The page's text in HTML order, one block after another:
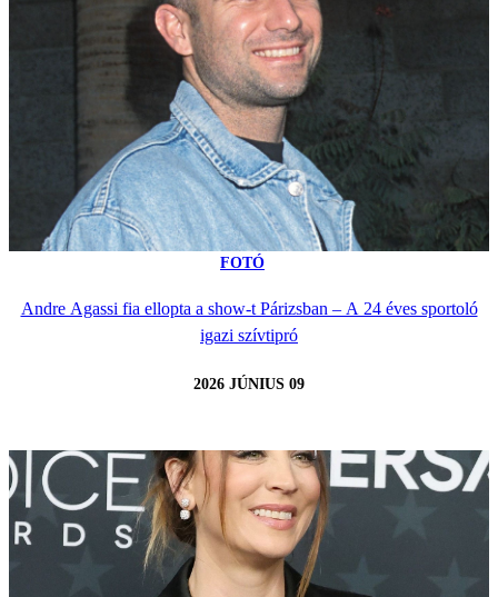
FOTÓ
Andre Agassi fia ellopta a show-t Párizsban – A 24 éves sportoló
igazi szívtipró
2026 JÚNIUS 09